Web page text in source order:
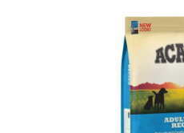
VĚRNOSTNÍ PROGRAM